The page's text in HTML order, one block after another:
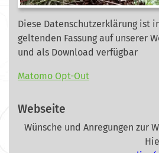
Diese Datenschutzerklärung ist
geltenden Fassung auf unserer
und als Download verfügbar
Matomo Opt-Out
Webseite
Wünsche und Anregungen zur